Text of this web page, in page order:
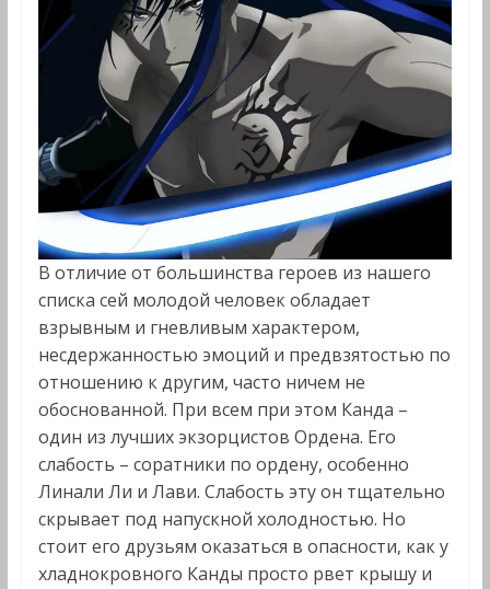
В отличие от большинства героев из нашего
списка сей молодой человек обладает
взрывным и гневливым характером,
несдержанностью эмоций и предвзятостью по
отношению к другим, часто ничем не
обоснованной. При всем при этом Канда –
один из лучших экзорцистов Ордена. Его
слабость – соратники по ордену, особенно
Линали Ли и Лави. Слабость эту он тщательно
скрывает под напускной холодностью. Но
стоит его друзьям оказаться в опасности, как у
хладнокровного Канды просто рвет крышу и